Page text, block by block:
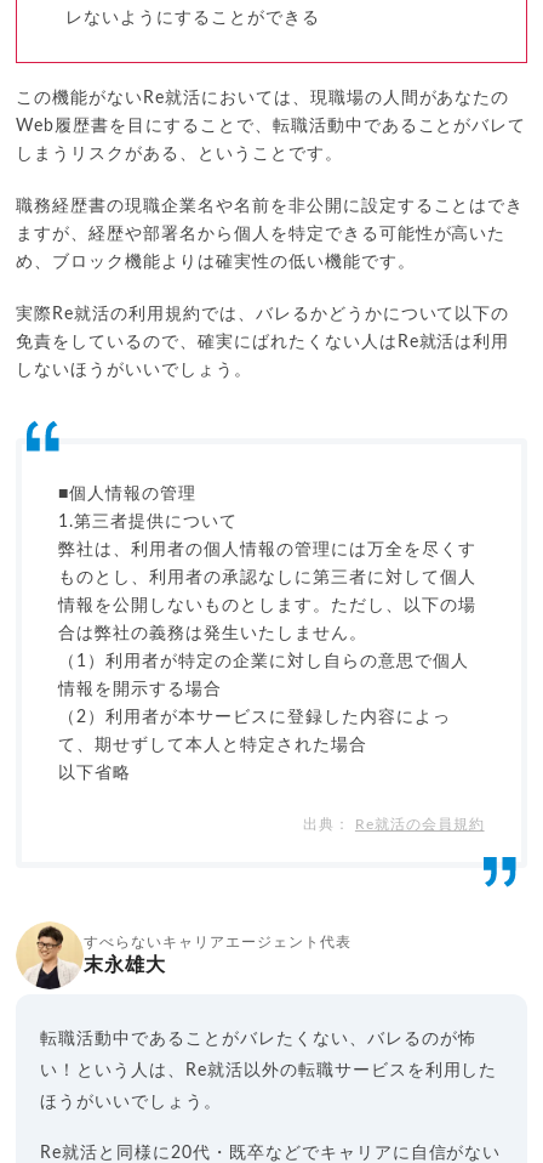
レないようにすることができる
この機能がないRe就活においては、現職場の人間があなたの
Web履歴書を目にすることで、転職活動中であることがバレて
しまうリスクがある、ということです。
職務経歴書の現職企業名や名前を非公開に設定することはでき
ますが、経歴や部署名から個人を特定できる可能性が高いた
め、ブロック機能よりは確実性の低い機能です。
実際Re就活の利用規約では、バレるかどうかについて以下の
免責をしているので、確実にばれたくない人はRe就活は利用
しないほうがいいでしょう。
■個人情報の管理
1.第三者提供について
弊社は、利用者の個人情報の管理には万全を尽くす
ものとし、利用者の承認なしに第三者に対して個人
情報を公開しないものとします。ただし、以下の場
合は弊社の義務は発生いたしません。
（1）利用者が特定の企業に対し自らの意思で個人
情報を開示する場合
（2）利用者が本サービスに登録した内容によっ
て、期せずして本人と特定された場合
以下省略
Re就活の会員規約
すべらないキャリアエージェント代表
末永雄大
転職活動中であることがバレたくない、バレるのが怖
い！という人は、Re就活以外の転職サービスを利用した
ほうがいいでしょう。
Re就活と同様に20代・既卒などでキャリアに自信がない